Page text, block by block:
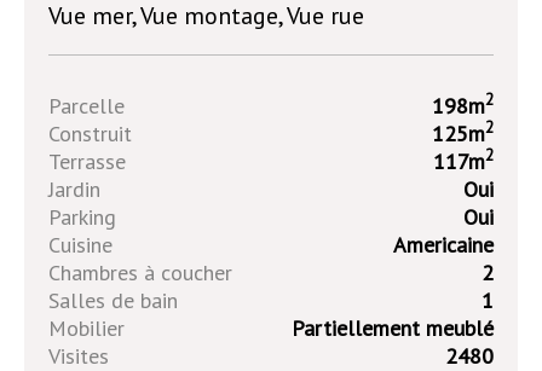
Vue mer, Vue montage, Vue rue
Parcelle 198m2
Construit 125m2
Terrasse 117m2
Jardin
Oui
Parking
Oui
Cuisine
Americaine
Chambres à coucher
2
Salles de bain
1
Mobilier
Partiellement meublé
Visites
2480